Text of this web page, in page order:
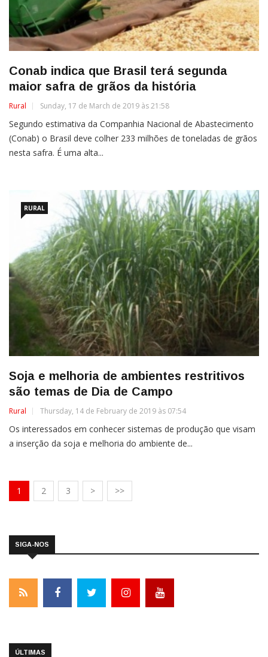
Conab indica que Brasil terá segunda
maior safra de grãos da história
Rural Sunday, 17 de March de 2019 às 21:58
Segundo estimativa da Companhia Nacional de Abastecimento
(Conab) o Brasil deve colher 233 milhões de toneladas de grãos
nesta safra. É uma alta...
RURAL
Soja e melhoria de ambientes restritivos
são temas de Dia de Campo
Rural Thursday, 14 de February de 2019 às 07:54
Os interessados em conhecer sistemas de produção que visam
a inserção da soja e melhoria do ambiente de...
1 2 3 > >>
SIGA-NOS
ÚLTIMAS